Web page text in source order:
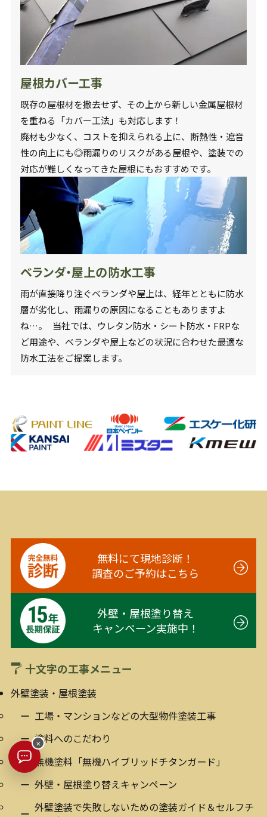
屋根カバー工事
既存の屋根材を撤去せず、その上から新しい金属屋根材
を重ねる「カバー工法」も対応します！
廃材も少なく、コストを抑えられる上に、断熱性・遮音
性の向上にも◎雨漏りのリスクがある屋根や、塗装での
対応が難しくなってきた屋根にもおすすめです。
ベランダ・屋上の防水工事
雨が直接降り注ぐベランダや屋上は、経年とともに防水
層が劣化し、雨漏りの原因になることもありますよ
ね…。 当社では、ウレタン防水・シート防水・FRPな
ど用途や、ベランダや屋上などの状況に合わせた最適な
防水工法をご提案します。
無料にて現地診断！
調査のご予約はこちら
外壁・屋根塗り替え
キャンペーン実施中！
十文字の工事メニュー
外壁塗装・屋根塗装
工場・マンションなどの大型物件塗装工事
塗料へのこだわり
無機塗料「無機ハイブリッドチタンガード」
外壁・屋根塗り替えキャンペーン
外壁塗装で失敗しないための塗装ガイド＆セルフチ
×